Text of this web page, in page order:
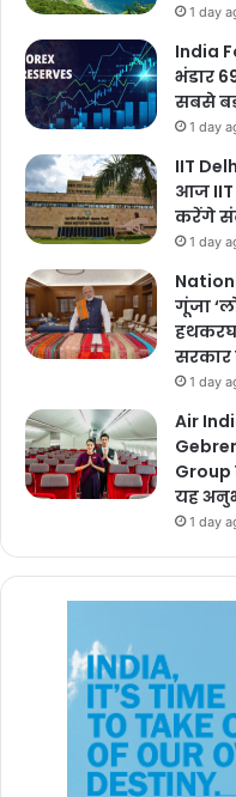
1 day
India
भंडार
सबसे
1 day
IIT
आज IIT
करेंगे
1 day
गूंजा
1 day
Air
Group
यह
1 day